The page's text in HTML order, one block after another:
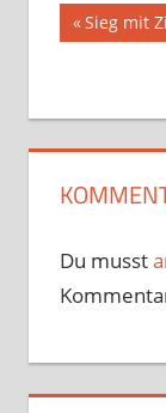
Vorheriger
Beitrag:
Sieg mit
Du musst